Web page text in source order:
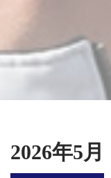
2026年5月